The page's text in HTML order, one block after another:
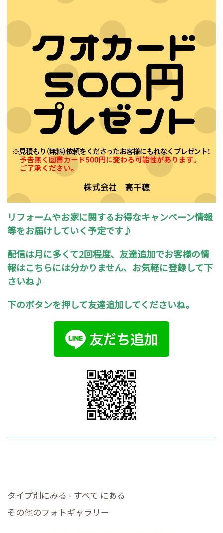
リフォームやお家に関するお得なキャンペーン情報
等をお届けしていく予定です♪
配信は月に多くて2回程度、友達追加でお客様の情
報はこちらには分かりません、お気軽に登録して下
さいね♪
下のボタンを押して友達追加してくださいね。
タイプ別にみる - すべて にある
その他のフォトギャラリー